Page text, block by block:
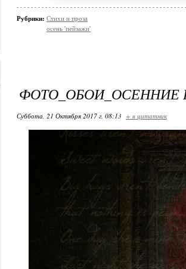
Рубрики: Стихи и проза
осень 'пейзажи'
Суббота, 21 Октября 2017 г. 08:13 + в цитатник